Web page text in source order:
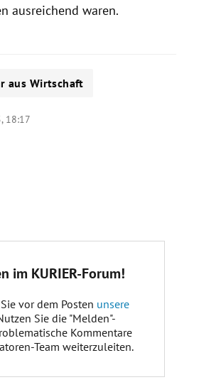
ausreichend waren.
aus Wirtschaft
18:17